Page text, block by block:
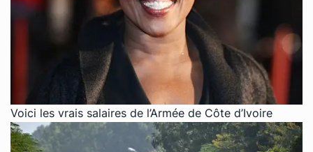
Voici les vrais salaires de l’Armée de Côte d’Ivoire